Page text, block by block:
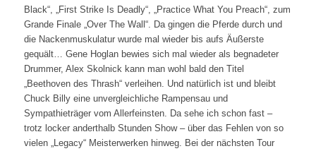
Black“, „First Strike Is Deadly“, „Practice What You Preach“, zum
Grande Finale „Over The Wall“. Da gingen die Pferde durch und
die Nackenmuskulatur wurde mal wieder bis aufs Äußerste
gequält… Gene Hoglan bewies sich mal wieder als begnadeter
Drummer, Alex Skolnick kann man wohl bald den Titel
„Beethoven des Thrash“ verleihen. Und natürlich ist und bleibt
Chuck Billy eine unvergleichliche Rampensau und
Sympathieträger vom Allerfeinsten. Da sehe ich schon fast –
trotz locker anderthalb Stunden Show – über das Fehlen von so
vielen „Legacy“ Meisterwerken hinweg. Bei der nächsten Tour